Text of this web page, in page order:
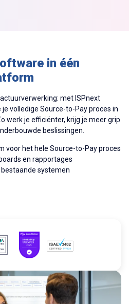
in één
met ISPnext
volledige Source-to-Pay proces in
werk je efficiënter, krijg je meer grip
beslissingen.
voor het hele Source-to-Pay proces
en rapportages
systemen